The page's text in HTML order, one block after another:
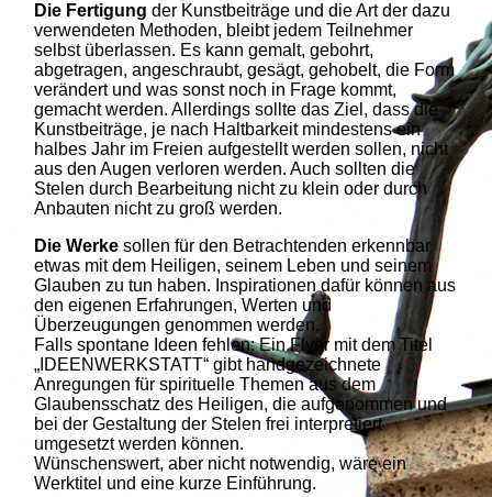
Die Fertigung der Kunstbeiträge und die Art der dazu
verwendeten Methoden, bleibt jedem Teilnehmer
selbst überlassen. Es kann gemalt, gebohrt,
abgetragen, angeschraubt, gesägt, gehobelt, die Form
verändert und was sonst noch in Frage kommt,
gemacht werden. Allerdings sollte das Ziel, dass die
Kunstbeiträge, je nach Haltbarkeit mindestens ein
halbes Jahr im Freien aufgestellt werden sollen, nicht
aus den Augen verloren werden. Auch sollten die
Stelen durch Bearbeitung nicht zu klein oder durch
Anbauten nicht zu groß werden.
Die Werke sollen für den Betrachtenden erkennbar
etwas mit dem Heiligen, seinem Leben und seinem
Glauben zu tun haben. Inspirationen dafür können aus
den eigenen Erfahrungen, Werten und
Überzeugungen genommen werden.
Falls spontane Ideen fehlen: Ein Flyer mit dem Titel
„IDEENWERKSTATT“ gibt handgezeichnete
Anregungen für spirituelle Themen aus dem
Glaubensschatz des Heiligen, die aufgenommen und
bei der Gestaltung der Stelen frei interpretiert
umgesetzt werden können.
Wünschenswert, aber nicht notwendig, wäre ein
Werktitel und eine kurze Einführung.